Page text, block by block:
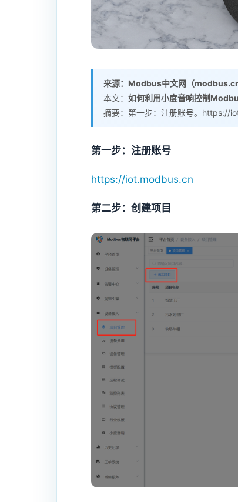
来源：Modbus中文网（modbus.cn
本文： 如何利用小度音响控制
摘要：第一步：注册账号。https://
第一步：注册账号
https://iot.modbus.cn
第二步：创建项目